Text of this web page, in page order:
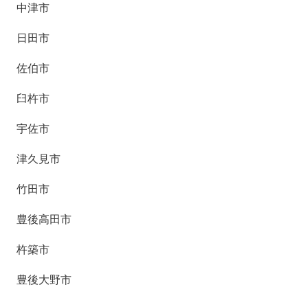
中津市
日田市
佐伯市
臼杵市
宇佐市
津久見市
竹田市
豊後高田市
杵築市
豊後大野市